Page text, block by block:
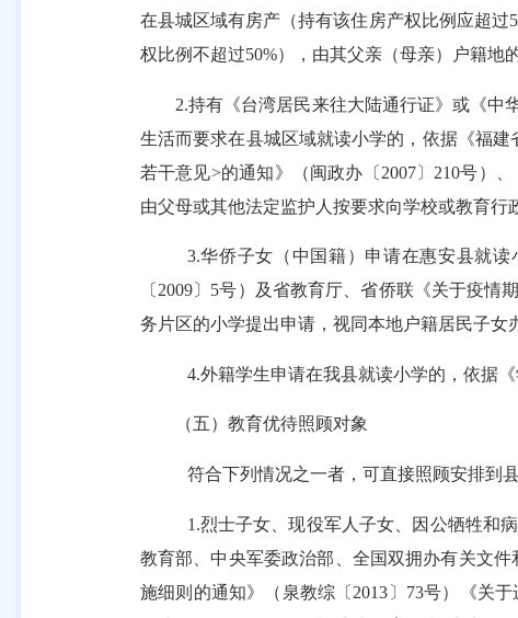
在县城区域有房产（持有该住房产权比例应超过
权比例不超过50%），由其父亲（母亲）户籍地
2.持有《台湾居民来往大陆通行证》或《中
生活而要求在县城区域就读小学的，依据《福
若干意见>的通知》（闽政办〔 2007〕 210号）、
由父母或其他法定监护人按要求向学校或教育行
3.华侨子女（中国籍）申请在惠安县就
〔2009〕 5号）及省教育厅、省侨联《关于疫情
务片区的小学提出申请，视同本地户籍居民子女
4.外籍学生申请在我县就读小学的，依据
（五）教育优待照顾对象
符合下列情况之一者，可直接照顾安排到
1.烈士子女、现役军人子女、因公牺牲和
教育部、中央军委政治部、全国双拥办有关文件
施细则的通知》（泉教综〔 2013 〕 73号）《关于